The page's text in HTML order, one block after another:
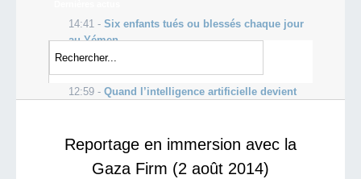
Actualité
Starting Doc
14:41 - Six enfants tués ou blessés chaque jour
au Yémen
14:12 -Attentat suicide de l’EI à Bagdad, trois
morts et 22 blessés
12:59 - Quand l’intelligence artificielle devient
Reportage en immersion avec la
Gaza Firm (2 août 2014)